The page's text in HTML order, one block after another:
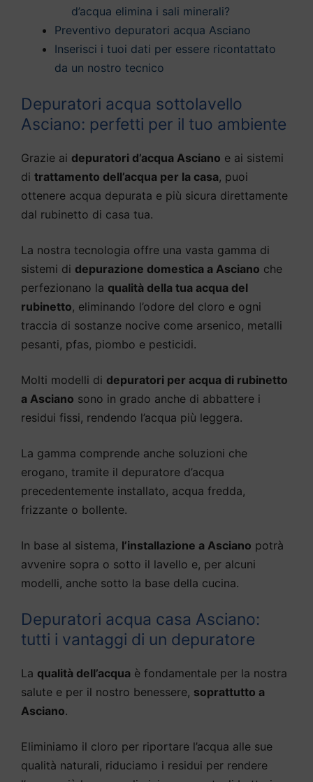
d’acqua elimina i sali minerali?
Preventivo depuratori acqua Asciano
Inserisci i tuoi dati per essere ricontattato
da un nostro tecnico
Depuratori acqua sottolavello
Asciano: perfetti per il tuo ambiente
Grazie ai depuratori d’acqua Asciano e ai sistemi
di trattamento dell’acqua per la casa, puoi
ottenere acqua depurata e più sicura direttamente
dal rubinetto di casa tua.
La nostra tecnologia offre una vasta gamma di
sistemi di depurazione domestica a Asciano che
perfezionano la qualità della tua acqua del
rubinetto, eliminando l’odore del cloro e ogni
traccia di sostanze nocive come arsenico, metalli
pesanti, pfas, piombo e pesticidi.
Molti modelli di depuratori per acqua di rubinetto
a Asciano sono in grado anche di abbattere i
residui fissi, rendendo l’acqua più leggera.
La gamma comprende anche soluzioni che
erogano, tramite il depuratore d’acqua
precedentemente installato, acqua fredda,
frizzante o bollente.
In base al sistema, l’installazione a Asciano potrà
avvenire sopra o sotto il lavello e, per alcuni
modelli, anche sotto la base della cucina.
Depuratori acqua casa Asciano:
tutti i vantaggi di un depuratore
La qualità dell’acqua è fondamentale per la nostra
salute e per il nostro benessere, soprattutto a
Asciano.
Eliminiamo il cloro per riportare l’acqua alle sue
qualità naturali, riduciamo i residui per rendere